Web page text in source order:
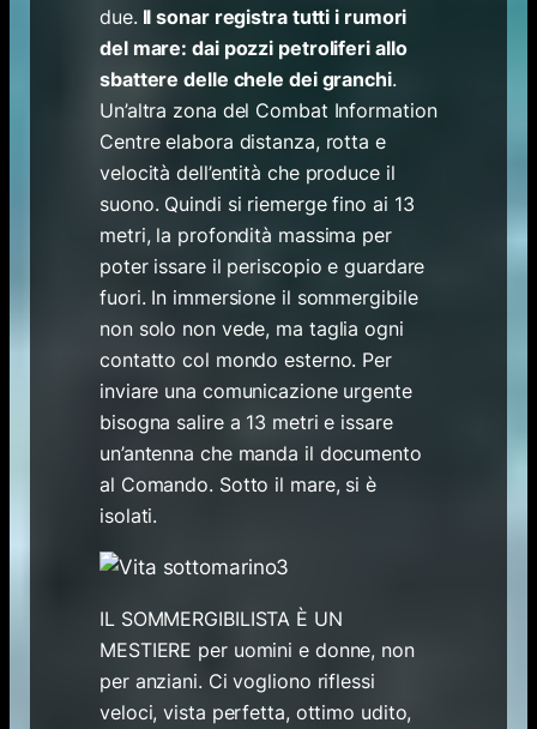
due. Il sonar registra tutti i rumori
del mare: dai pozzi petroliferi allo
sbattere delle chele dei granchi.
Un’altra zona del Combat Information
Centre elabora distanza, rotta e
velocità dell’entità che produce il
suono. Quindi si riemerge fino ai 13
metri, la profondità massima per
poter issare il periscopio e guardare
fuori. In immersione il sommergibile
non solo non vede, ma taglia ogni
contatto col mondo esterno. Per
inviare una comunicazione urgente
bisogna salire a 13 metri e issare
un’antenna che manda il documento
al Comando. Sotto il mare, si è
isolati.
IL SOMMERGIBILISTA È UN
MESTIERE per uomini e donne, non
per anziani. Ci vogliono riflessi
veloci, vista perfetta, ottimo udito,